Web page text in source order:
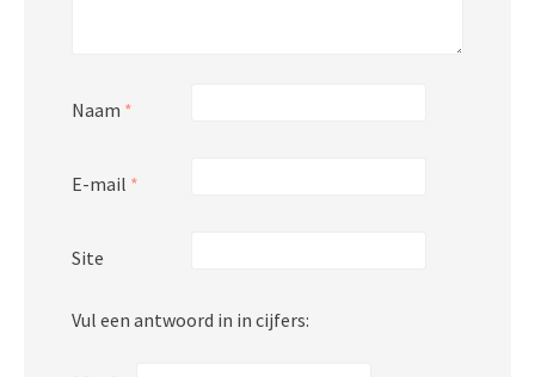
Naam *
E-mail *
Site
Vul een antwoord in in cijfers: